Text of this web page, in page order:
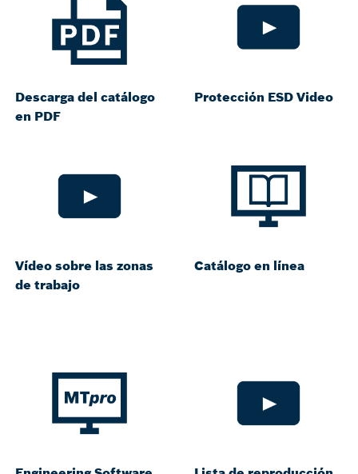
Descarga del catálogo
en PDF
Protección ESD Video
Vídeo sobre las zonas
de trabajo
Catálogo en línea